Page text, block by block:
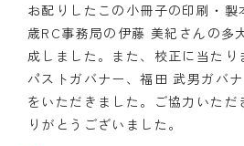
お配りしたこの小冊子の印刷・
歳RC事務局の伊藤 美紀さんの多
成しました。また、校正に当た
パストガバナー、福田 武男ガバ
をいただきました。ご協力いた
りがとうございました。